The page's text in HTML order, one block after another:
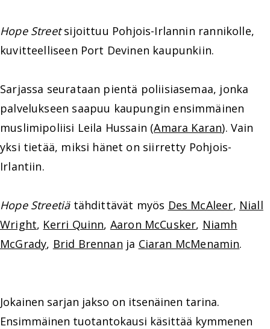
Hope Streetsijoittuu Pohjois-Irlannin rannikolle,
kuvitteelliseen Port Devinen kaupunkiin.
Sarjassa seurataan pientä poliisiasemaa, jonka
palvelukseen saapuu kaupungin ensimmäinen
muslimipoliisi Leila Hussain (Amara Karan). Vain
yksi tietää, miksi hänet on siirretty Pohjois-
Irlantiin.
Hope Streetiätähdittävät myös Des McAleer, Niall
Wright, Kerri Quinn, Aaron McCusker, Niamh
McGrady, Brid Brennan ja Ciaran McMenamin.
Jokainen sarjan jakso on itsenäinen tarina.
Ensimmäinen tuotantokausi käsittää kymmenen